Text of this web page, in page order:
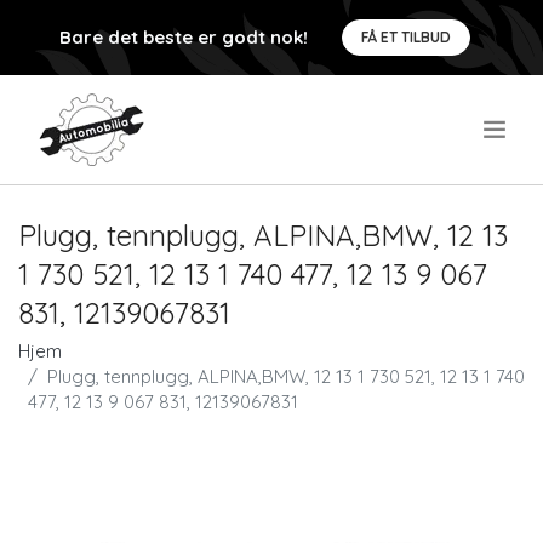
Bare det beste er godt nok! FÅ ET TILBUD
Plugg, tennplugg, ALPINA,BMW, 12 13
1 730 521, 12 13 1 740 477, 12 13 9 067
831, 12139067831
Hjem
Plugg, tennplugg, ALPINA,BMW, 12 13 1 730 521, 12 13 1 740
477, 12 13 9 067 831, 12139067831